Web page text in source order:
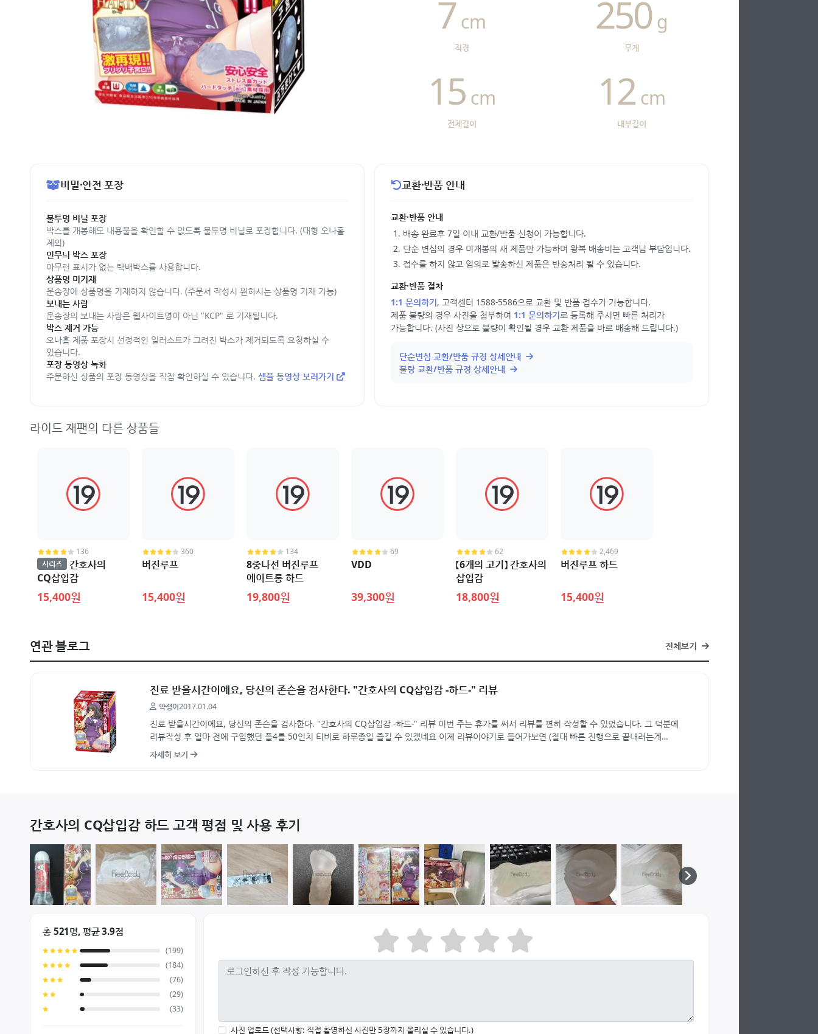
직경
7 cm
무게
250 g
전체길이
15 cm
내부길이
12 cm
비밀·안전 포장
불투명 비닐 포장
박스를 개봉해도 내용물을 확인할 수 없도록 불투명 비닐로 포장합니다. (대형 오나홀
제외)
민무늬 박스 포장
아무런 표시가 없는 택배박스를 사용합니다.
상품명 미기재
운송장에 상품명을 기재하지 않습니다. (주문서 작성시 원하시는 상품명 기재 가능)
보내는 사람
운송장의 보내는 사람은 웹사이트명이 아닌 "KCP" 로 기재됩니다.
박스 제거 가능
오나홀 제품 포장시 선정적인 일러스트가 그려진 박스가 제거되도록 요청하실 수
있습니다.
포장 동영상 녹화
주문하신 상품의 포장 동영상을 직접 확인하실 수 있습니다. 샘플 동영상 보러가기
교환·반품 안내
교환·반품 안내
배송 완료후 7일 이내 교환/반품 신청이 가능합니다.
단순 변심의 경우 미개봉의 새 제품만 가능하며 왕복 배송비는 고객님 부담입니다.
접수를 하지 않고 임의로 발송하신 제품은 반송처리 될 수 있습니다.
교환·반품 절차
1:1 문의하기, 고객센터 1588-5586으로 교환 및 반품 접수가 가능합니다.
제품 불량의 경우 사진을 첨부하여 1:1 문의하기로 등록해 주시면 빠른 처리가
가능합니다. (사진 상으로 불량이 확인될 경우 교환 제품을 바로 배송해 드립니다.)
단순변심 교환/반품 규정 상세안내
불량 교환/반품 규정 상세안내
라이드 재팬의 다른 상품들
136
시리즈
간호사의
CQ삽입감
15,400원
360
버진루프
15,400원
134
8중나선 버진루프
에이트롱 하드
19,800원
69
VDD
39,300원
62
【6개의 고기】 간호사의
삽입감
18,800원
2,469
버진루프 하드
15,400원
연관 블로그 전체보기
진료 받을시간이에요, 당신의 존슨을 검사한다. "간호사의 CQ삽입감 -하드-" 리뷰
약쟁이2017.01.04
진료 받을시간이에요, 당신의 존슨을 검사한다. "간호사의 CQ삽입감 -하드-" 리뷰 이번 주는 휴가를 써서 리뷰를 편히 작성할 수 있었습니다. 그 덕분에
리뷰작성 후 얼마 전에 구입했던 플4를 50인치 티비로 하루종일 즐길 수 있겠네요 이제 리뷰이야기로 들어가보면 (절대 빠른 진행으로 끝내려는게
아닙니다... 진짜로...…
자세히 보기
간호사의 CQ삽입감 하드 고객 평점 및 사용 후기
총 521명, 평균 3.9점
(199)
(184)
(76)
(29)
(33)
사진 업로드 (선택사항: 직접 촬영하신 사진만 5장까지 올리실 수 있습니다.)